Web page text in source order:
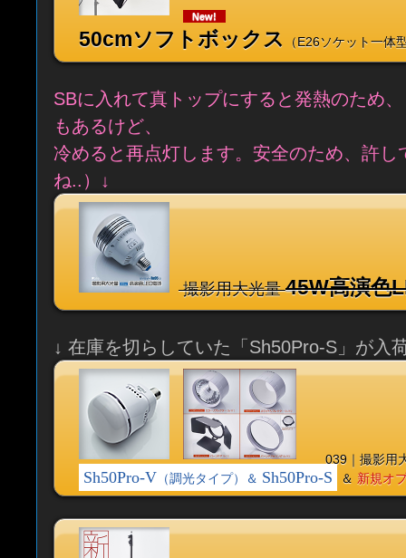
New!
50cmソフトボックス （E26ソケット一体
SBに入れて真トップにすると発熱のため
もあるけど、
冷めると再点灯します。安全のため、許
ね..）↓
撮影用大光量45W高演色
↓ 在庫を切らしていた「Sh50Pro-S」が入
039｜撮影用
Sh50Pro-V （調光タイプ） ＆ Sh50Pro-S ＆ 新規オ